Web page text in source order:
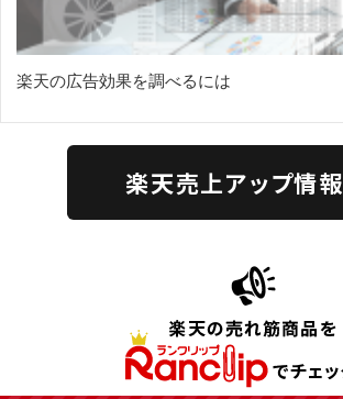
楽天の広告効果を調べるには
楽天売上アップ情報